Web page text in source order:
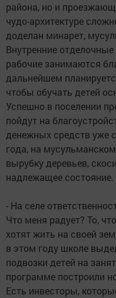
района, но и
чудо-архитектуре
доделан минарет,
Внутренние
рабочие занимаются
дальнейшем
чтобы обучать детей
Успешно в поселении
пойдут на
денежных средств уже
года, на
вырубку деревьев,
надлежащее состояние.
- На селе
Что меня радует? То,
хотят жить на своей
в этом году школе
подвозки детей на
программе построили
Есть инвесторы,